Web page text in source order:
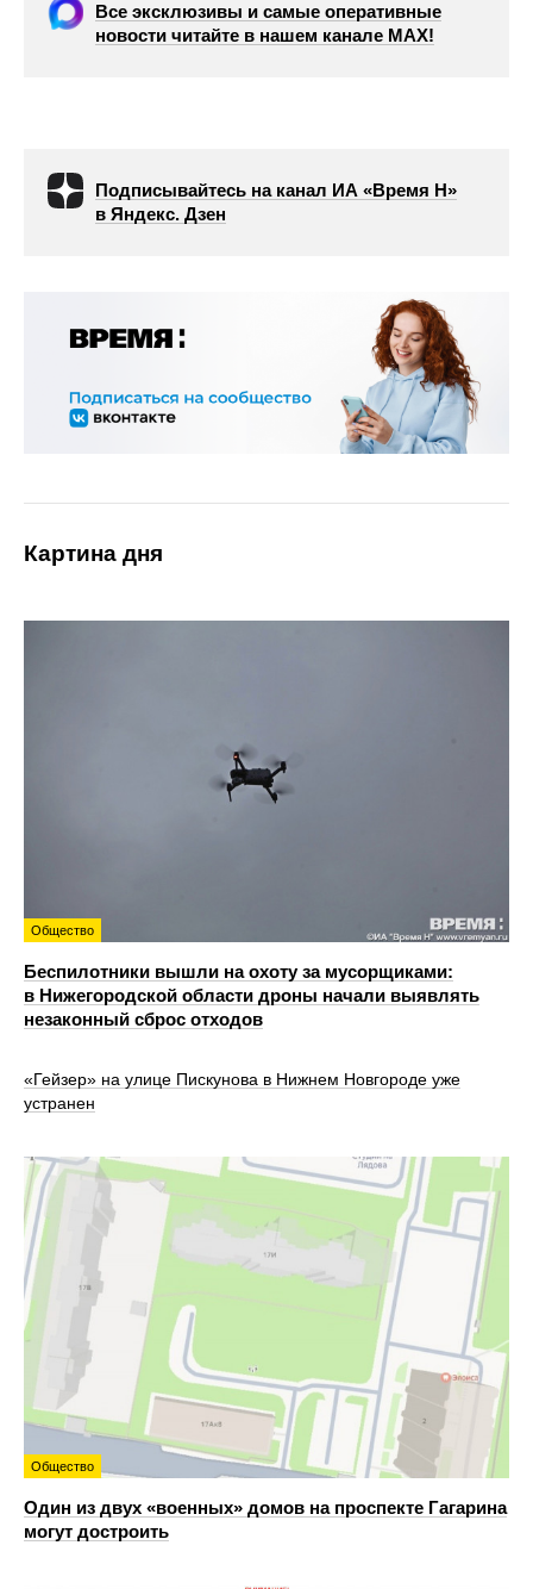
Все эксклюзивы и самые оперативные
новости читайте в нашем канале МАХ!
Подписывайтесь на канал ИА «Время Н»
в Яндекс. Дзен
Картина дня
Общество
Беспилотники вышли на охоту за мусорщиками:
в Нижегородской области дроны начали выявлять
незаконный сброс отходов
«Гейзер» на улице Пискунова в Нижнем Новгороде уже
устранен
Общество
Один из двух «военных» домов на проспекте Гагарина
могут достроить